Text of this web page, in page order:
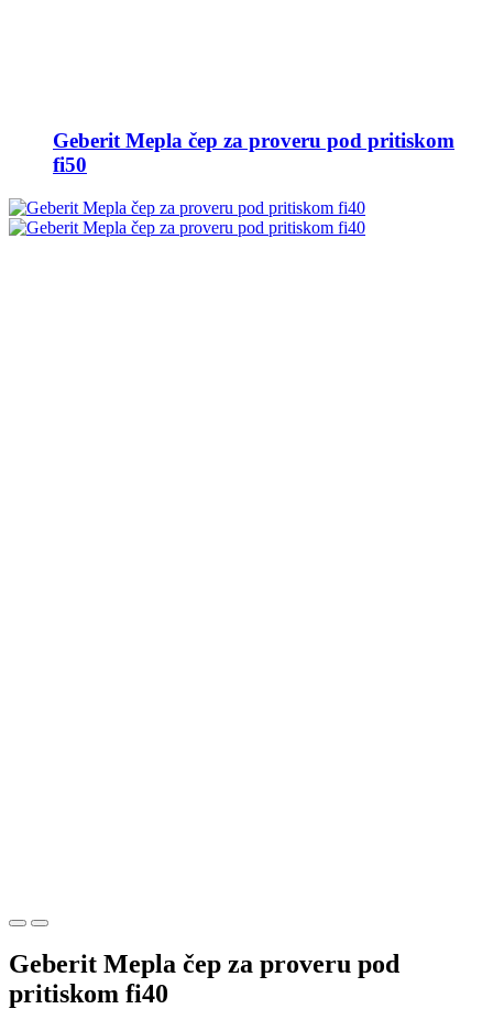
Geberit Mepla čep za proveru pod pritiskom
fi50
Geberit Mepla čep za proveru pod
pritiskom fi40